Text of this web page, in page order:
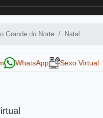
Grande do Norte Natal
WhatsApp Sexo Virtual